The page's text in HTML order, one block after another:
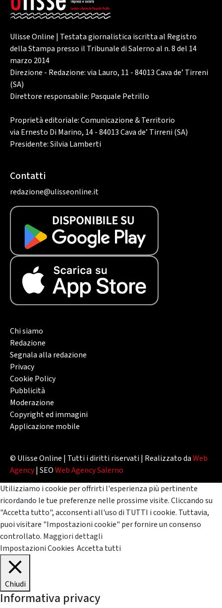
Ulisse Online | Testata giornalistica iscritta al Registro
della Stampa presso il Tribunale di Salerno al n. 8 del 14
marzo 2014
Direzione - Redazione: via Lauro, 11 - 84013 Cava de’ Tirreni
(SA)
Direttore responsabile: Pasquale Petrillo
Proprietà editoriale: Comunicazione & Territorio
via Ernesto Di Marino, 14 - 84013 Cava de’ Tirreni (SA)
Presidente: Silvia Lamberti
Contatti
redazione@ulisseonline.it
Chi siamo
Redazione
Segnala alla redazione
Privacy
Cookie Policy
Pubblicità
Moderazione
Copyright ed immagini
Applicazione mobile
© Ulisse Online | Tutti i diritti riservati | Realizzato daWeb
Agency| SEOWeb Agency Salerno
Utilizziamo i cookie per offrirti l'esperienza più pertinente
ricordando le tue preferenze nelle prossime visite. Cliccando su
"Accetta tutto", acconsenti all'uso di TUTTI i cookie. Tuttavia,
puoi visitare "Impostazioni cookie" per fornire un consenso
controllato. Maggiori dettagli
Impostazioni Cookies Accetta tutti
Chiudi
Informativa privacy